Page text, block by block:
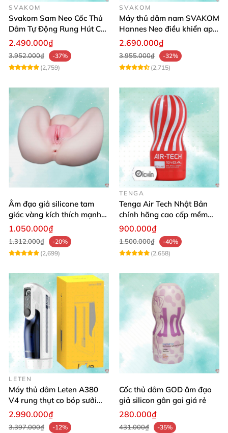
SVAKOM
Svakom Sam Neo Cốc Thủ
Dâm Tự Động Rung Hút Co
Bóp Điều Khiển App
2.490.000₫
3.952.000₫
-37%
(2,759)
SVAKOM
Máy thủ dâm nam SVAKOM
Hannes Neo điều khiển app
thông minh dễ dùng
2.690.000₫
3.955.000₫
-32%
(2,715)
Âm đạo giả silicone tam
giác vàng kích thích mạnh
mẽ an toàn
1.050.000₫
1.312.000₫
-20%
(2,699)
TENGA
Tenga Air Tech Nhật Bản
chính hãng cao cấp mềm
mại an toàn
900.000₫
1.500.000₫
-40%
(2,658)
LETEN
Máy thủ dâm Leten A380
V4 rung thụt co bóp sưởi
ấm LCD chân thật
2.990.000₫
3.397.000₫
-12%
Cốc thủ dâm GOD âm đạo
giả silicon gân gai giá rẻ
280.000₫
431.000₫
-35%